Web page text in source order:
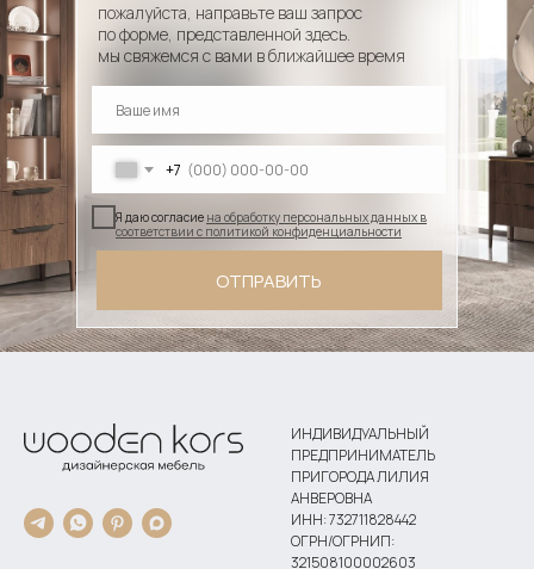
+7
Я даю согласие на обработку персональных данных в
соответствии с политикой конфиденциальности
ОТПРАВИТЬ
пожалуйста, направьте ваш запрос
по форме, представленной здесь.
мы свяжемся с вами в ближайшее время
ИНДИВИДУАЛЬНЫЙ
ПРЕДПРИНИМАТЕЛЬ
ПРИГОРОДА ЛИЛИЯ
АНВЕРОВНА
ИНН: 732711828442
ОГРН/ОГРНИП:
321508100002603